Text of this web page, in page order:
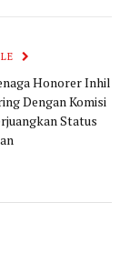
Honorer Inhil
Dengan Komisi
Status